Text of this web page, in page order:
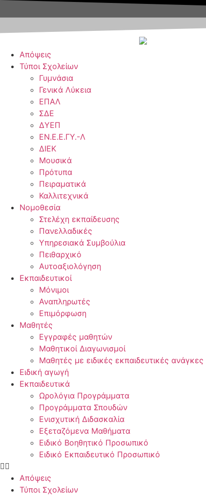
στο
Απόψεις
Τύποι Σχολείων
Γυμνάσια
Γενικά Λύκεια
ΕΠΑΛ
ΣΔΕ
ΔΥΕΠ
ΕΝ.Ε.Ε.ΓΥ.-Λ
ΔΙΕΚ
Μουσικά
Πρότυπα
Πειραματικά
Καλλιτεχνικά
Νομοθεσία
Στελέχη εκπαίδευσης
Πανελλαδικές
Υπηρεσιακά Συμβούλια
Πειθαρχικό
Αυτοαξιολόγηση
Εκπαιδευτικοί
Μόνιμοι
Αναπληρωτές
Επιμόρφωση
Μαθητές
Εγγραφές μαθητών
Μαθητικοί Διαγωνισμοί
Μαθητές με ειδικές εκπαιδευτικές ανάγκες
Ειδική αγωγή
Εκπαιδευτικά
Ωρολόγια Προγράμματα
Προγράμματα Σπουδών
Ενισχυτική Διδασκαλία
Εξεταζόμενα Μαθήματα
Ειδικό Βοηθητικό Προσωπικό
Ειδικό Εκπαιδευτικό Προσωπικό
Απόψεις
Τύποι Σχολείων